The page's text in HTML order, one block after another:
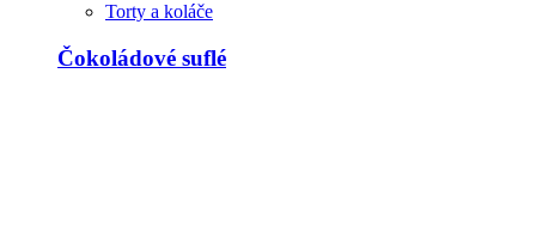
Torty a koláče
Čokoládové suflé